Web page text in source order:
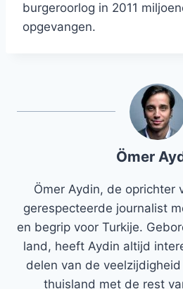
burgeroorlog in 2011
opgevangen.
Ömer
Ömer Aydin, de oprichter
gerespecteerde journalist
en begrip voor Turkije.
land, heeft Aydin altijd
delen van de
thuisland met de rest